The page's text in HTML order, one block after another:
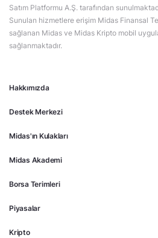
Hakkımızda
Destek Merkezi
Midas'ın Kulakları
Midas Akademi
Borsa Terimleri
Piyasalar
Kripto
Satım Platformu A.Ş. tarafından
Sunulan hizmetlere erişim Midas Finansal
sağlanan Midas ve Midas Kripto mobil
sağlanmaktadır.